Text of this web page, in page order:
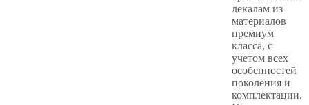
лекалам из
материалов
премиум
класса, с
учетом всех
особенностей
поколения и
комплектации.